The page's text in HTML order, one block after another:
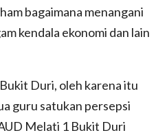
bagaimana menangani
kendala ekonomi dan lain
Duri, oleh karena itu
guru satukan persepsi
Melati 1 Bukit Duri